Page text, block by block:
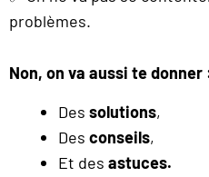
problèmes.
Non, on va aussi te donner
Des solutions,
Des conseils,
Et des astuces.